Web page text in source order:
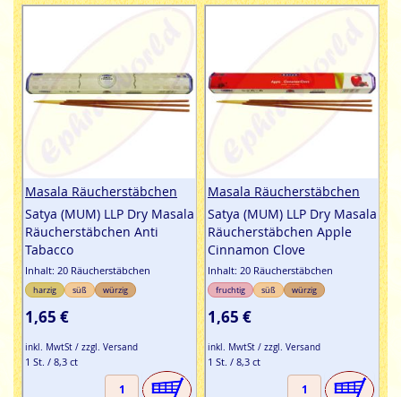
Masala Räucherstäbchen
Satya (MUM) LLP Dry Masala
Räucherstäbchen Anti
Tabacco
Inhalt: 20 Räucherstäbchen
harzig süß würzig
1,65 €
inkl. MwtSt / zzgl. Versand
1 St. / 8,3 ct
Masala Räucherstäbchen
Satya (MUM) LLP Dry Masala
Räucherstäbchen Apple
Cinnamon Clove
Inhalt: 20 Räucherstäbchen
fruchtig süß würzig
1,65 €
inkl. MwtSt / zzgl. Versand
1 St. / 8,3 ct